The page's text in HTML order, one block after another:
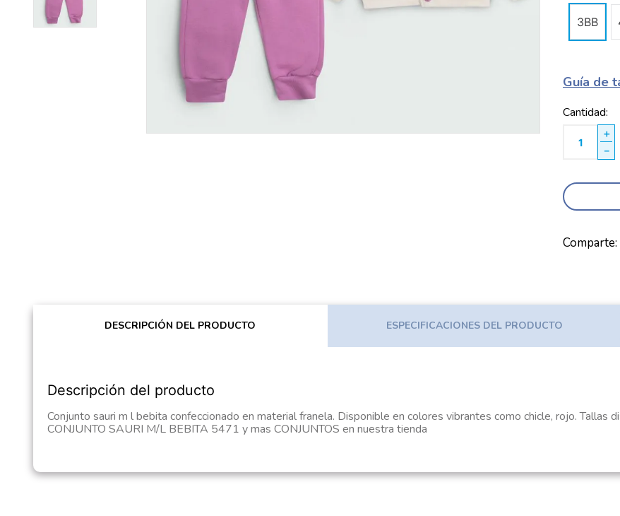
3BB
Guía de
Cantidad
＋
－
Comparte
DESCRIPCIÓN DEL PRODUCTO ESPECIFICACIONES DEL PRODUCTO
Descripción del producto
Conjunto sauri m l bebita confeccionado en material franela. Disponible en colores vibrantes como chicle, rojo. Tallas
CONJUNTO SAURI M/L BEBITA 5471 y mas CONJUNTOS en nuestra tienda